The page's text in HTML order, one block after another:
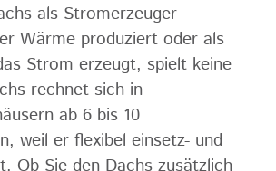
als Stromerzeuger
Wärme produziert oder als
Strom erzeugt, spielt keine
rechnet sich in
ab 6 bis 10
weil er flexibel einsetz- und
Ob Sie den Dachs zusätzlich